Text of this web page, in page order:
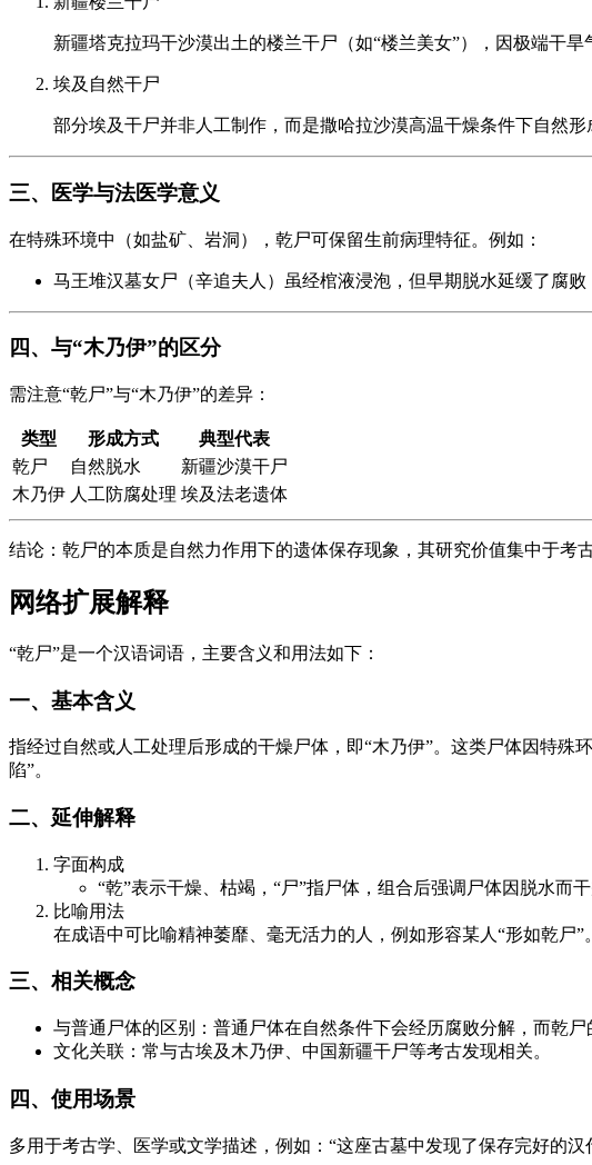
新疆塔克拉玛干沙漠出土的楼兰干尸（如“楼兰美女”），因极端干
埃及自然干尸
部分埃及干尸并非人工制作，而是撒哈拉沙漠高温干燥条件下自然
三、医学与法医学意义
在特殊环境中（如盐矿、岩洞），乾尸可保留生前病理特征。例如：
马王堆汉墓女尸（辛追夫人）虽经棺液浸泡，但早期脱水延缓了腐
四、与“木乃伊”的区分
需注意“乾尸”与“木乃伊”的差异：
类型 形成方式
典型代表
乾尸
自然脱水
新疆沙漠干尸
木乃伊 人工防腐处理 埃及法老遗体
结论：乾尸的本质是自然力作用下的遗体保存现象，其研究价值集中于考
网络扩展解释
“乾尸”是一个汉语词语，主要含义和用法如下：
一、基本含义
指经过自然或人工处理后形成的干燥尸体，即“木乃伊”。这类尸体因特
陷”。
二、延伸解释
字面构成
“乾”表示干燥、枯竭，“尸”指尸体，组合后强调尸体因脱水而干
比喻用法
在成语中可比喻精神萎靡、毫无活力的人，例如形容某人“形如乾尸”。
三、相关概念
与普通尸体的区别：普通尸体在自然条件下会经历腐败分解，而乾尸
文化关联：常与古埃及木乃伊、中国新疆干尸等考古发现相关。
四、使用场景
多用于考古学、医学或文学描述，例如：“这座古墓中发现了保存完好的汉